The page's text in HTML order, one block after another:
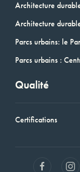
Architecture
Architecture
Parcs urbains: le
Parcs urbains :
Qualité
Certifications